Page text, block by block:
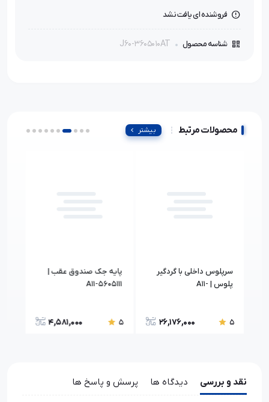
فروشنده ای یافت نشد
شناسه محصول J60-3605010AT
محصولات مرتبط بیشتر
سرپلوس داخلی با گردگیر
پلوس | A11-
5
26,176,000
پايه جک صندوق عقب |
A11-5605111
5
4,581,000
نقد و بررسی دیدگاه ها پرسش و پاسخ ها